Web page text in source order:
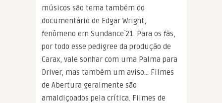
músicos são tema também do
documentário de Edgar Wright,
fenômeno em Sundance´21. Para os fãs,
por todo esse pedigree da produção de
Carax, vale sonhar com uma Palma para
Driver, mas também um aviso… Filmes
de Abertura geralmente são
amaldiçoados pela crítica. Filmes de